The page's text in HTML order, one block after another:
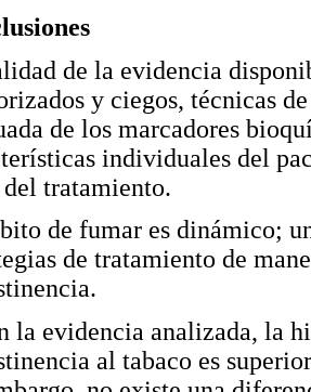
de la evidencia
y ciegos, técnicas
de los marcadores
individuales del
tratamiento.
de fumar es dinámico;
de tratamiento de
la evidencia analizada, la
al tabaco es